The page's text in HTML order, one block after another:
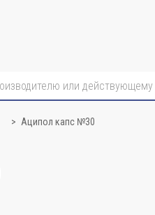
Аципол капс №30